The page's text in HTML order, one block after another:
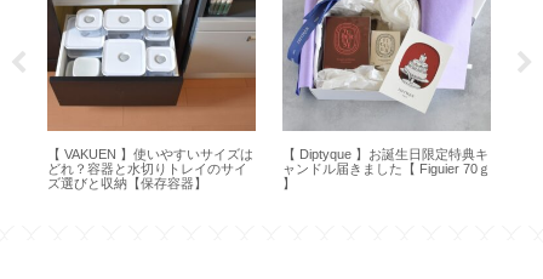
【 STARBUCKS 】シリコンアイス
トレーでアイスコーヒー＆カフェ
オレ【アルファベット製氷皿】
【誕生日】2歳になりました【
Happy 2nd Birthday 】